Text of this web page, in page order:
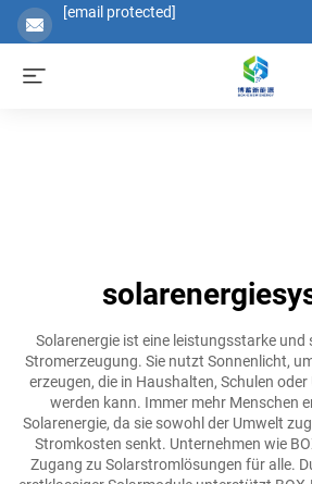
[email protected]
Solarenergie ist eine leistungsstarke und
Stromerzeugung. Sie nutzt Sonnenlicht,
erzeugen, die in Haushalten, Schulen
werden kann. Immer mehr Menschen
Solarenergie, da sie sowohl der Umwelt
Stromkosten senkt. Unternehmen wie
Zugang zu Solarstromlösungen für alle.